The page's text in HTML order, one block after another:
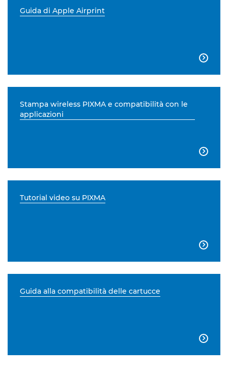
Guida di Apple Airprint

Stampa wireless PIXMA e compatibilità con le
applicazioni

Tutorial video su PIXMA

Guida alla compatibilità delle cartucce
